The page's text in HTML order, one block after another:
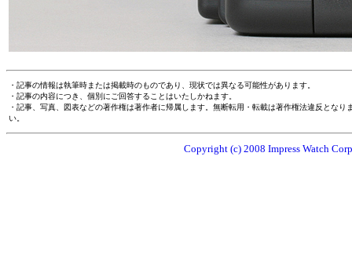
・記事の情報は執筆時または掲載時のものであり、現状では異なる可能性があります。
・記事の内容につき、個別にご回答することはいたしかねます。
・記事、写真、図表などの著作権は著作者に帰属します。無断転用・転載は著作権法違反とな
い。
Copyright (c) 2008 Impress Watch